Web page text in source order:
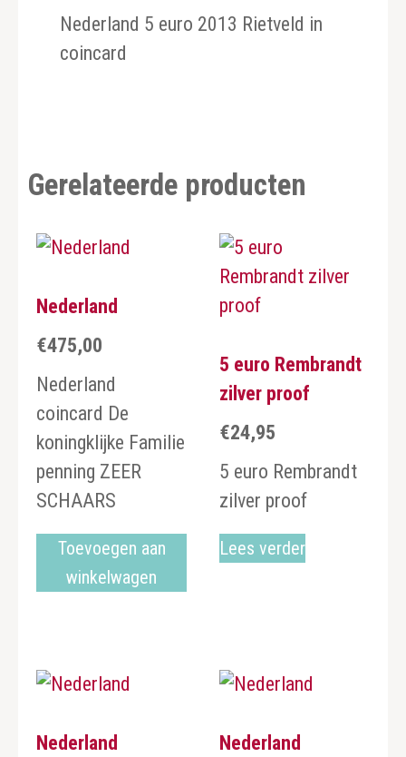
Nederland 5 euro 2013 Rietveld in
coincard
Gerelateerde producten
Nederland
€475,00
Nederland
coincard De
koningklijke Familie
penning ZEER
SCHAARS
Toevoegen aan
winkelwagen
5 euro Rembrandt
zilver proof
€24,95
5 euro Rembrandt
zilver proof
Lees verder
Nederland
Nederland